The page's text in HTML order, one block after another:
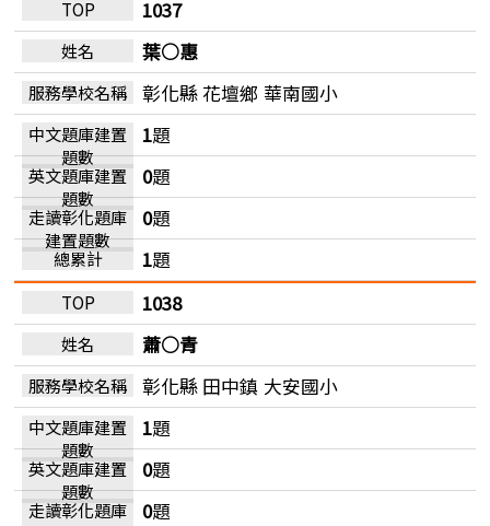
1037
葉○惠
彰化縣 花壇鄉 華南國小
1題
0題
0題
1題
1038
蕭○青
彰化縣 田中鎮 大安國小
1題
0題
0題